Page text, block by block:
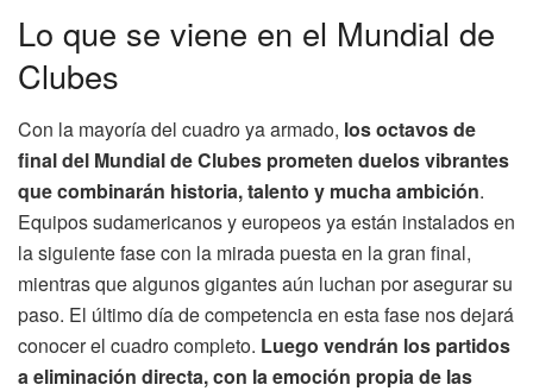
Lo que se viene en el Mundial de
Clubes
Con la mayoría del cuadro ya armado, los octavos de
final del Mundial de Clubes prometen duelos vibrantes
que combinarán historia, talento y mucha ambición.
Equipos sudamericanos y europeos ya están instalados en
la siguiente fase con la mirada puesta en la gran final,
mientras que algunos gigantes aún luchan por asegurar su
paso. El último día de competencia en esta fase nos dejará
conocer el cuadro completo. Luego vendrán los partidos
a eliminación directa, con la emoción propia de las